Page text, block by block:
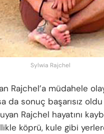
Sylwia Rajchel
Rajchel’a müdahele
da sonuç başarısız
Rajchel hayatını
köprü, kule gibi